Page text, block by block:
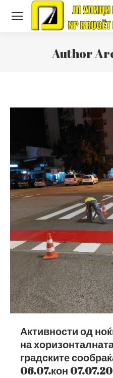
Author
Активности од
на
градските
06.07.кон